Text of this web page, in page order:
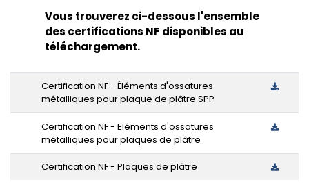
Vous trouverez ci-dessous l'ensemble
des certifications NF disponibles au
téléchargement.
Certification NF - Éléments d'ossatures
métalliques pour plaque de plâtre SPP
Certification NF - Eléments d'ossatures
métalliques pour plaques de plâtre
Certification NF - Plaques de plâtre